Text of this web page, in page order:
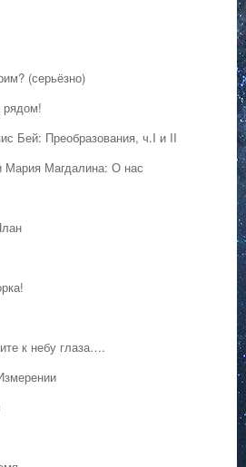
(серьёзно)
рядом!
Бей: Преобразования, ч.I и II
Магдалина: О нас
к небу глаза….